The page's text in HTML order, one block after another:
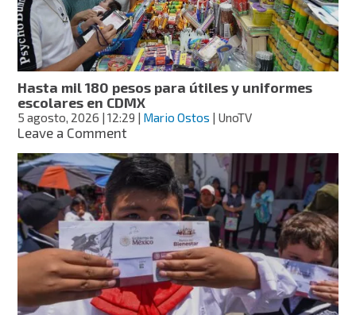
estudiantes;
conoce
los
estados
beneficiados
y
requisitos
Hasta mil 180 pesos para útiles y uniformes
escolares en CDMX
5 agosto, 2026 | 12:29 | Mario Ostos | UnoTV
Leave a Commenton
mil
180
pesos
para
útiles
y
uniformes
escolares
en
CDMX